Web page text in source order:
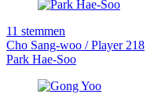
11 stemmen
Cho Sang-woo / Player 218
Park Hae-Soo